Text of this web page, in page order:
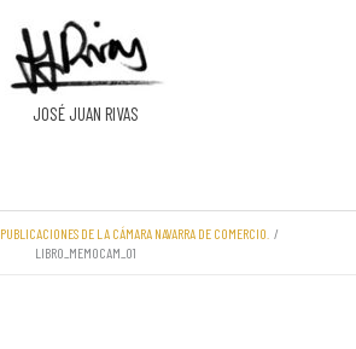
JOSÉ JUAN RIVAS
PUBLICACIONES DE LA CÁMARA NAVARRA DE COMERCIO.
LIBRO_MEMOCAM_01